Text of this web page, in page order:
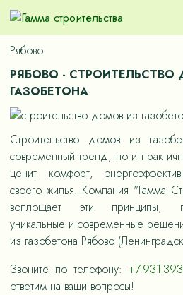
Рябово
РЯБОВО - СТРОИТЕЛЬСТВО
ГАЗОБЕТОНА
Строительство домов из
современный тренд, но и
ценит комфорт,
своего жилья. Компания "Гамма
воплощает эти принципы,
уникальные и современные
из газобетона Рябово
Звоните по телефону:+7-931-
ответим на ваши вопросы!